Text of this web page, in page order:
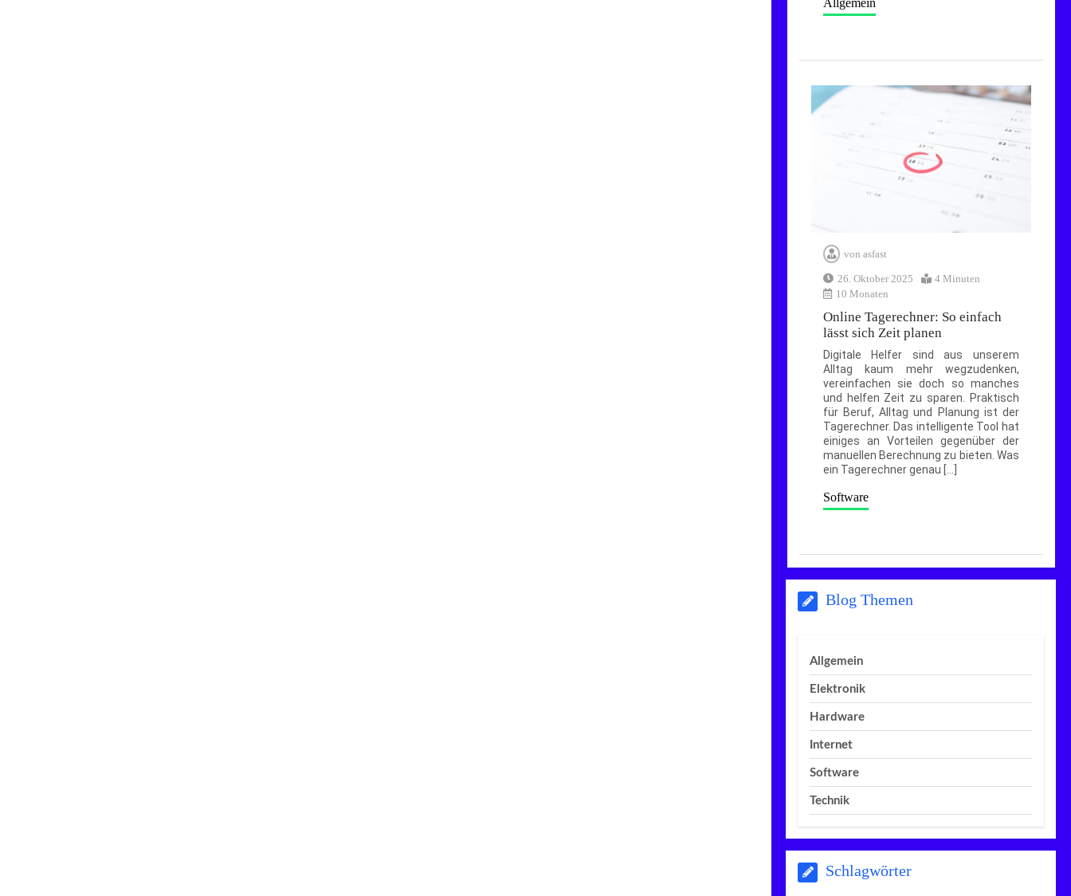
Allgemein
von asfast
26. Oktober 2025
4 Minuten
10 Monaten
Online Tagerechner: So einfach
lässt sich Zeit planen
Digitale Helfer sind aus unserem
Alltag kaum mehr wegzudenken,
vereinfachen sie doch so manches
und helfen Zeit zu sparen. Praktisch
für Beruf, Alltag und Planung ist der
Tagerechner. Das intelligente Tool hat
einiges an Vorteilen gegenüber der
manuellen Berechnung zu bieten. Was
ein Tagerechner genau […]
Software
Blog Themen
Allgemein
Elektronik
Hardware
Internet
Software
Technik
Schlagwörter